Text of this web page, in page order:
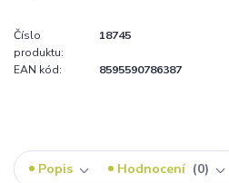
Číslo
produktu:
18745
EAN kód: 8595590786387
Popis Hodnocení 0